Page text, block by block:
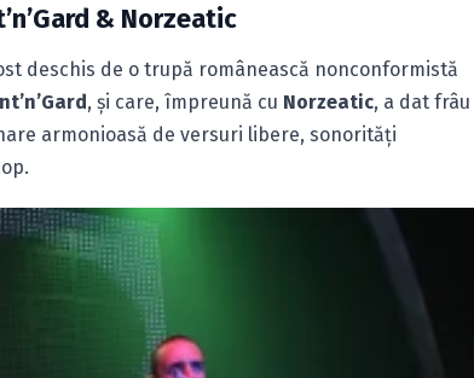
& Norzeatic
deschis de o trupă românească nonconformistă
, şi care, împreună cu Norzeatic, a dat frâu
armonioasă de versuri libere, sonorităţi